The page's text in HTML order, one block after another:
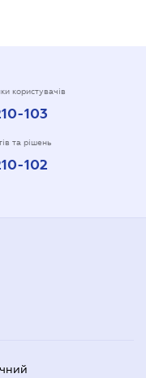
користувачів
103
та рішень
102